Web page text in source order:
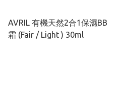
AVRIL 有機天然2合1保濕BB
霜 (Fair / Light ) 30ml